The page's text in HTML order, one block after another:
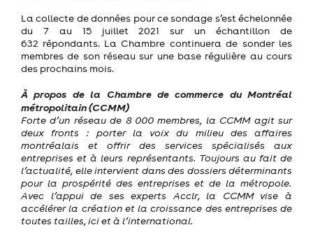
La collecte de données pour ce sondage s’est échelonnée
du 7 au 15 juillet 2021 sur un échantillon de
632 répondants. La Chambre continuera de sonder les
membres de son réseau sur une base régulière au cours
des prochains mois.
À propos de la Chambre de commerce du Montréal
métropolitain (CCMM)
Forte d’un réseau de 8 000 membres, la CCMM agit sur
deux fronts : porter la voix du milieu des affaires
montréalais et offrir des services spécialisés aux
entreprises et à leurs représentants. Toujours au fait de
l’actualité, elle intervient dans des dossiers déterminants
pour la prospérité des entreprises et de la métropole.
Avec l’appui de ses experts Acclr, la CCMM vise à
accélérer la création et la croissance des entreprises de
toutes tailles, ici et à l’international.